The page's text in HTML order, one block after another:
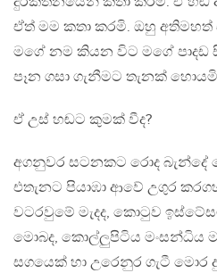
ඒත් මම කතා කරමි. ඔහු අතිමහත්
මගේ නම කියන විට මගේ පාදඩ
පෑන ගසා ගැනීමට තැනක්
ඒ උස් හඬට කුමක් වීද?
අගනුවර සටනකට රොද බැන්දේ
එතැනට පියාඹා ආවේ උගුර
වටරවුමේ මැදද, කොටුව
මොබද, කොල්ලුපිටිය මංසන්ධිය
සගයෙක් හා උරෙනුර ගැටී මොර